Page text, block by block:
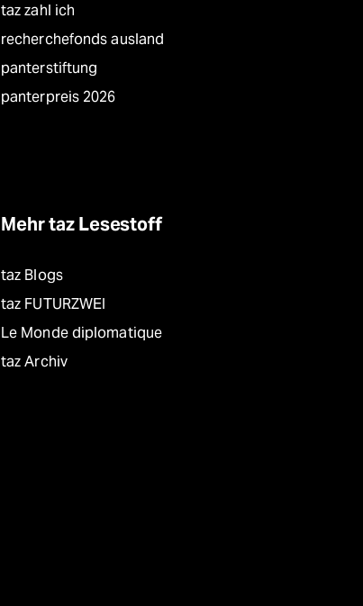
taz zahl ich
recherchefonds ausland
panterstiftung
panterpreis 2026
Mehr taz Lesestoff
taz Blogs
taz FUTURZWEI
Le Monde diplomatique
taz Archiv